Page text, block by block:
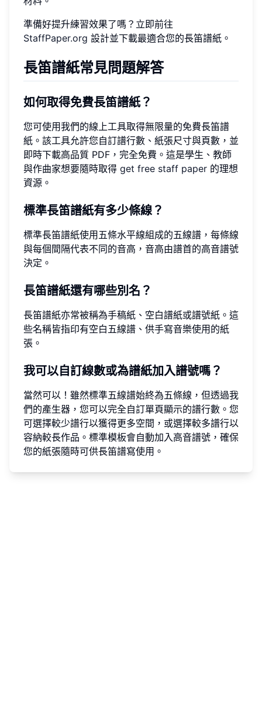
準備好提升練習效果了嗎？立即前往
StaffPaper.org 設計並下載最適合您的長笛譜紙。
長笛譜紙常見問題解答
如何取得免費長笛譜紙？
您可使用我們的線上工具取得無限量的免費長笛譜
紙。該工具允許您自訂譜行數、紙張尺寸與頁數，並
即時下載高品質 PDF，完全免費。這是學生、教師
與作曲家想要隨時取得 get free staff paper 的理想
資源。
標準長笛譜紙有多少條線？
標準長笛譜紙使用五條水平線組成的五線譜，每條線
與每個間隔代表不同的音高，音高由譜首的高音譜號
決定。
長笛譜紙還有哪些別名？
長笛譜紙亦常被稱為手稿紙、空白譜紙或譜號紙。這
些名稱皆指印有空白五線譜、供手寫音樂使用的紙
張。
我可以自訂線數或為譜紙加入譜號嗎？
當然可以！雖然標準五線譜始終為五條線，但透過我
們的產生器，您可以完全自訂單頁顯示的譜行數。您
可選擇較少譜行以獲得更多空間，或選擇較多譜行以
容納較長作品。標準模板會自動加入高音譜號，確保
您的紙張隨時可供長笛譜寫使用。